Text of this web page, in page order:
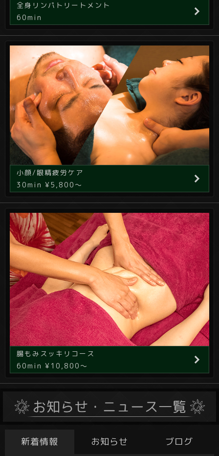
全身リンパトリートメント
60min
小顔/眼精疲労ケア
30min ¥5,800～
腸もみスッキリコース
60min ¥10,800～
新着情報 お知らせ ブログ